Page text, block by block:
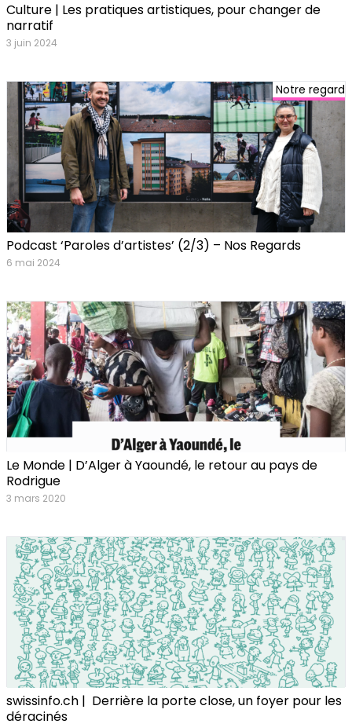
Culture | Les pratiques artistiques, pour changer de
narratif
3 juin 2024
Notre regard
Podcast ‘Paroles d’artistes’ (2/3) – Nos Regards
6 mai 2024
Le Monde | D’Alger à Yaoundé, le retour au pays de
Rodrigue
3 mars 2020
swissinfo.ch | Derrière la porte close, un foyer pour les
déracinés